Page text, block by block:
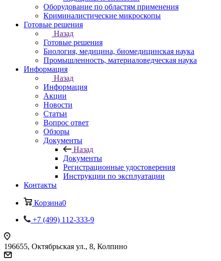
Оборудование по областям применения
Криминалистические микроскопы
Готовые решения
Назад
Готовые решения
Биология, медицина, биомедицинская наука
Промышленность, материаловедческая наука
Информация
Назад
Информация
Акции
Новости
Статьи
Вопрос ответ
Обзоры
Документы
Назад
Документы
Регистрационные удостоверения
Инструкции по эксплуатации
Контакты
Корзина0
+7 (499) 112-333-9
196655, Октябрьская ул., 8, Колпино